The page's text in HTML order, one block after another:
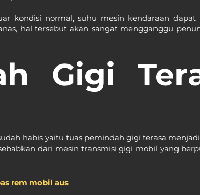
kondisi normal, suhu mesin kendaraan dapat
hal tersebut akan sangat mengganggu
Gigi
habis yaitu tuas pemindah gigi terasa
dari mesin transmisi gigi mobil yang
rem mobil aus